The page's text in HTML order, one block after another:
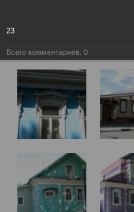
23
Всего комментариев: 0